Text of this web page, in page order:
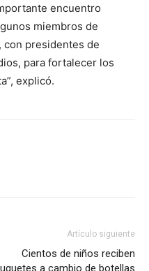
encuentro
miembros de
con presidentes de
para fortalecer los
explicó.
Artículo siguiente
Cientos de niños reciben
a cambio de botellas